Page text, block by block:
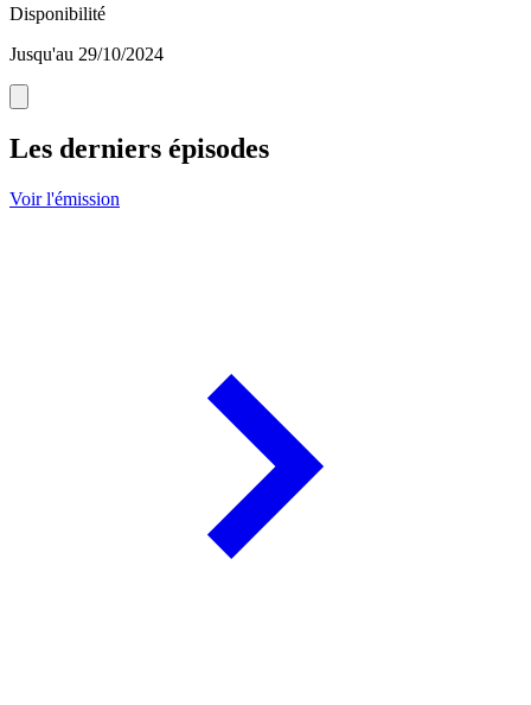
Disponibilité
Jusqu'au 29/10/2024
Les derniers épisodes
Voir l'émission